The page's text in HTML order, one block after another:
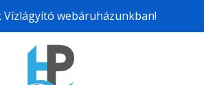
Vízlágyító webáruházunkban!